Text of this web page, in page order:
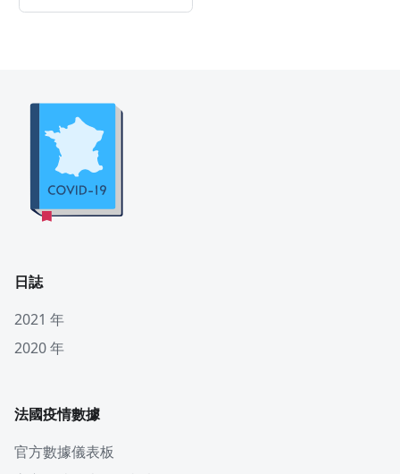
日誌
2021 年
2020 年
法國疫情數據
官方數據儀表板